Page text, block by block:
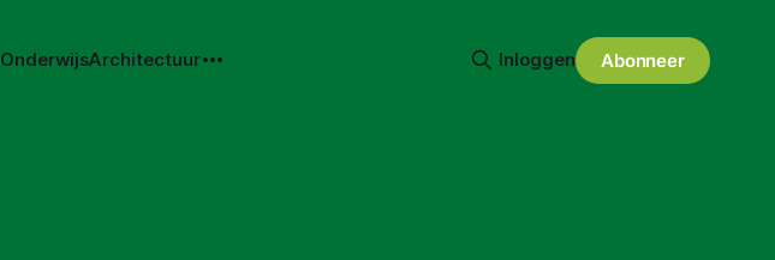
OnderwijsArchitectuur Inloggen Abonneer